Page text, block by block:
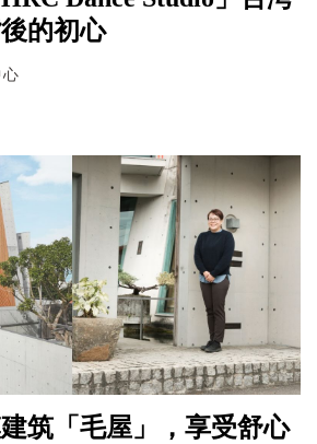
的初心
筑「毛屋」，享受舒心